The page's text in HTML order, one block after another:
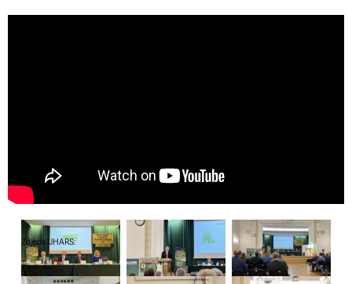
Zdjęcia IJHARS: